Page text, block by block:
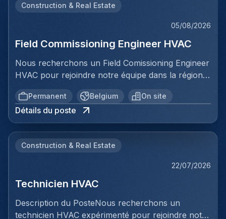
Construction & Real Estate
05/08/2026
Field Commissioning Engineer HVAC
Nous recherchons un Field Comissioning Engineer
HVAC pour rejoindre notre équipe dans la région
de Bruxelles. Dans ce rôle, vous fournirez une
assistance technique sur site lors de la mise en
service et du démarrage des installations HVAC
pour nos clients. Vous serez responsable de
climatisation sont correctement installés,
spécifications et aux normes prescrites. Votre
travail impliquera une collaboration directe avec
systèmes, le dépannage et la documentation de
Permanent Belgium On site
Détails du poste
Construction & Real Estate
22/07/2026
Technicien HVAC
Description du PosteNous recherchons un
technicien HVAC expérimenté pour rejoindre notre